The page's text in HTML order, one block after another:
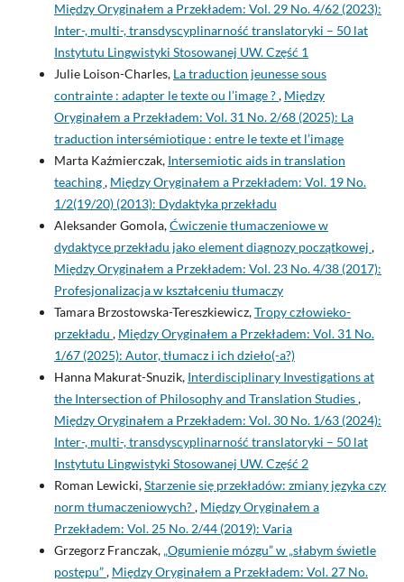
Między Oryginałem a Przekładem: Vol. 29 No. 4/62 (2023):
Inter-, multi-, transdyscyplinarność translatoryki – 50 lat
Instytutu Lingwistyki Stosowanej UW. Część 1
Julie Loison-Charles, La traduction jeunesse sous
contrainte : adapter le texte ou l’image ?, Między
Oryginałem a Przekładem: Vol. 31 No. 2/68 (2025): La
traduction intersémiotique : entre le texte et l’image
Marta Kaźmierczak, Intersemiotic aids in translation
teaching, Między Oryginałem a Przekładem: Vol. 19 No.
1/2(19/20) (2013): Dydaktyka przekładu
Aleksander Gomola,Ćwiczenie tłumaczeniowe w
dydaktyce przekładu jako element diagnozy początkowej ,
Między Oryginałem a Przekładem: Vol. 23 No. 4/38 (2017):
Profesjonalizacja w kształceniu tłumaczy
Tamara Brzostowska-Tereszkiewicz,Tropy człowieko-
przekładu , Między Oryginałem a Przekładem: Vol. 31 No.
1/67 (2025): Autor, tłumacz i ich dzieło(-a?)
Hanna Makurat-Snuzik, Interdisciplinary Investigations at
the Intersection of Philosophy and Translation Studies,
Między Oryginałem a Przekładem: Vol. 30 No. 1/63 (2024):
Inter-, multi-, transdyscyplinarność translatoryki – 50 lat
Instytutu Lingwistyki Stosowanej UW. Część 2
Roman Lewicki,Starzenie się przekładów: zmiany języka czy
norm tłumaczeniowych?, Między Oryginałem a
Przekładem: Vol. 25 No. 2/44 (2019): Varia
Grzegorz Franczak, „Ogumienie mózgu” w „słabym świetle
postępu”, Między Oryginałem a Przekładem: Vol. 27 No.